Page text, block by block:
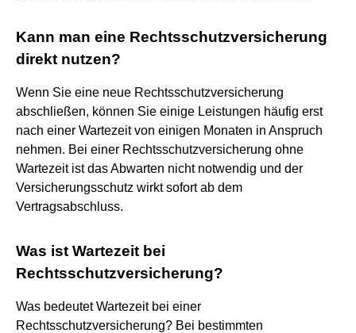
Kann man eine Rechtsschutzversicherung
direkt nutzen?
Wenn Sie eine neue Rechtsschutzversicherung
abschließen, können Sie einige Leistungen häufig erst
nach einer Wartezeit von einigen Monaten in Anspruch
nehmen. Bei einer Rechtsschutzversicherung ohne
Wartezeit ist das Abwarten nicht notwendig und der
Versicherungsschutz wirkt sofort ab dem
Vertragsabschluss.
Was ist Wartezeit bei
Rechtsschutzversicherung?
Was bedeutet Wartezeit bei einer
Rechtsschutzversicherung? Bei bestimmten